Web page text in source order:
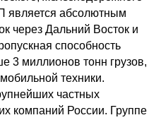
является абсолютным
через Дальний Восток и
способность
3 миллионов тонн грузов,
техники.
частных
компаний России. Группе